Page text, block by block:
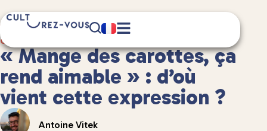
Culture
2 minute(s) de lecture
« Mange des carottes, ça
rend aimable » : d’où
vient cette expression ?
Antoine Vitek